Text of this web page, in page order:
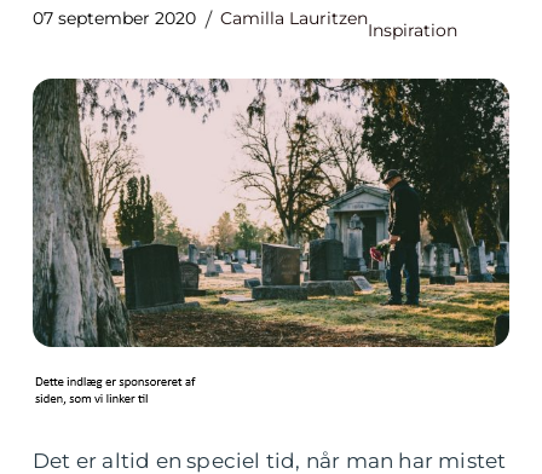
07 september 2020 Camilla Lauritzen
Inspiration
Det er altid en speciel tid, når man har mistet